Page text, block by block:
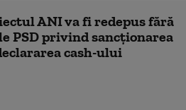
ANI va fi redepus fără
PSD privind sancționarea
cash-ului